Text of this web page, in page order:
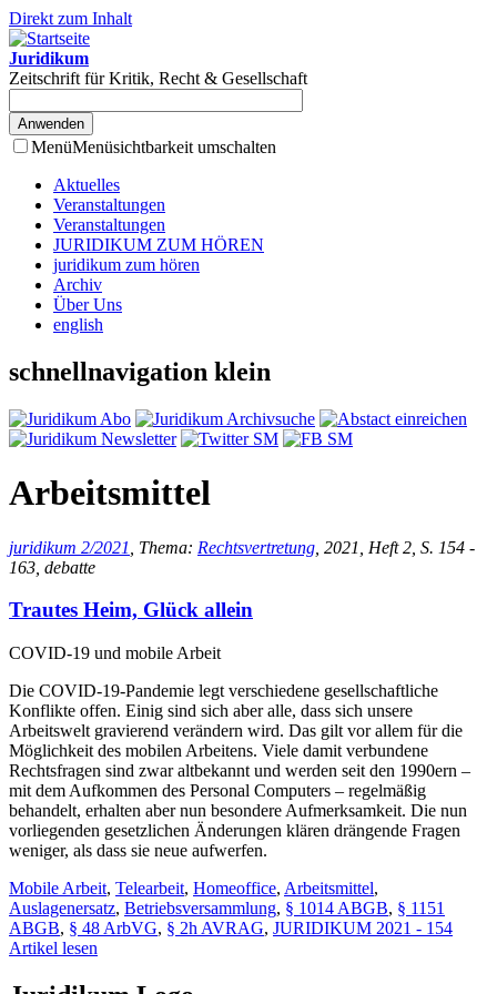
Direkt zum Inhalt
Juridikum
Zeitschrift für Kritik, Recht & Gesellschaft
MenüMenüsichtbarkeit umschalten
Aktuelles
Veranstaltungen
Veranstaltungen
JURIDIKUM ZUM HÖREN
juridikum zum hören
Archiv
Über Uns
english
schnellnavigation klein
Arbeitsmittel
juridikum 2/2021 , Thema: Rechtsvertretung , 2021, Heft 2, S. 154 -
163, debatte
Trautes Heim, Glück allein
COVID-19 und mobile Arbeit
Die COVID-19-Pandemie legt verschiedene gesellschaftliche
Konflikte offen. Einig sind sich aber alle, dass sich unsere
Arbeitswelt gravierend verändern wird. Das gilt vor allem für die
Möglichkeit des mobilen Arbeitens. Viele damit verbundene
Rechtsfragen sind zwar altbekannt und werden seit den 1990ern –
mit dem Aufkommen des Personal Computers – regelmäßig
behandelt, erhalten aber nun besondere Aufmerksamkeit. Die nun
vorliegenden gesetzlichen Änderungen klären drängende Fragen
weniger, als dass sie neue aufwerfen.
Mobile Arbeit, Telearbeit, Homeoffice, Arbeitsmittel,
Auslagenersatz, Betriebsversammlung, § 1014 ABGB, § 1151
ABGB, § 48 ArbVG, § 2h AVRAG, JURIDIKUM 2021 - 154
Artikel lesen